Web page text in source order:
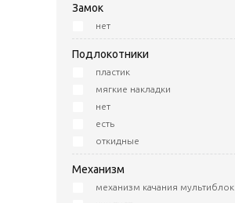
Замок
нет
Подлокотники
пластик
мягкие накладки
нет
есть
откидные
Механизм
механизм качания мультиблок